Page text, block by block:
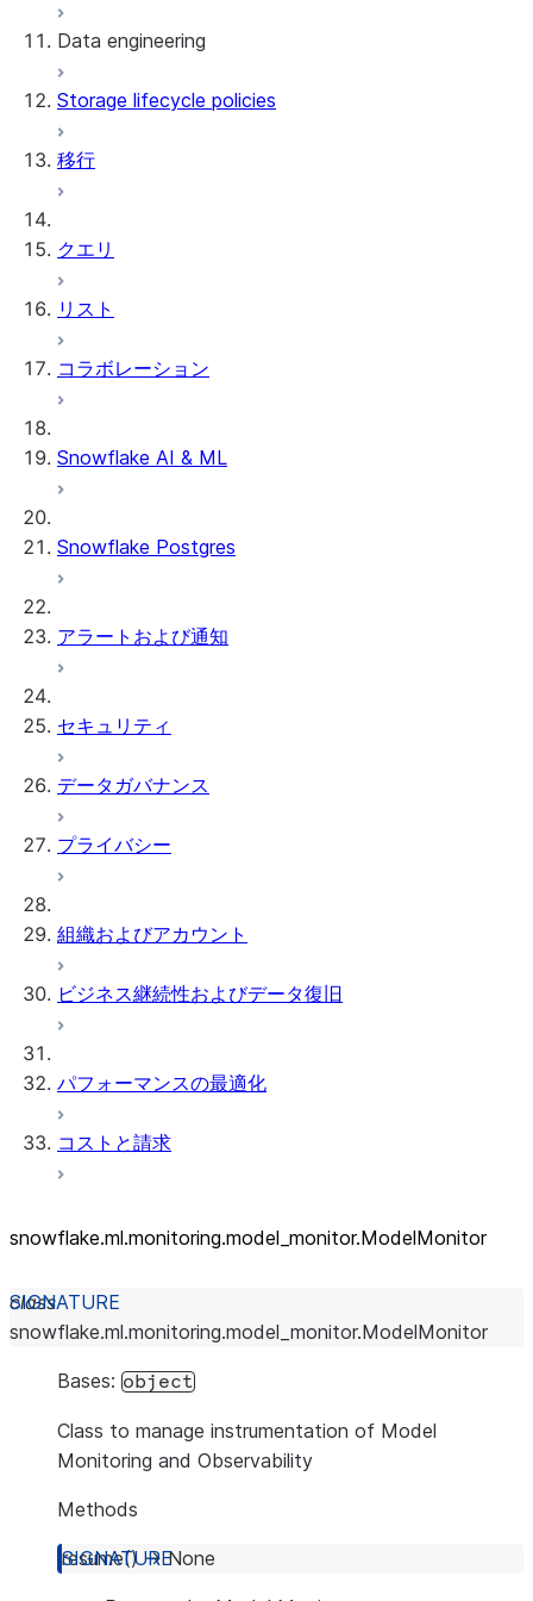
Snowflake Openflow
Apache Iceberg™
Data engineering
データのロード
DCM Projects
Snowflakeでのdbtプロジェクト
Storage lifecycle policies
移行
クエリ
リスト
コラボレーション
Snowflake AI & ML
Snowflake Postgres
アラートおよび通知
セキュリティ
データガバナンス
プライバシー
組織およびアカウント
ビジネス継続性およびデータ復旧
パフォーマンスの最適化
コストと請求
snowflake.ml.monitoring.model_ monitor.ModelMonitor
class
snowflake.ml.monitoring.model_monitor.ModelMonitor
Bases: object
Class to manage instrumentation of Model
Monitoring and Observability
Methods
resume() → None